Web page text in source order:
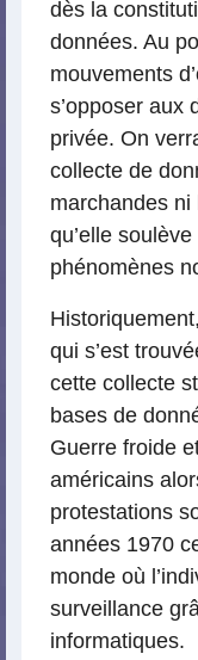
dès la
données. Au
mouvements
s’opposer aux
privée. On
collecte de
marchandes
qu’elle
phénomènes
qui s’est
cette collecte
bases de
Guerre froide
américains
protestations
années 1970
monde où
surveillance
informatiques.